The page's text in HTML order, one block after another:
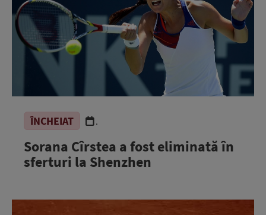
ÎNCHEIAT .
Sorana Cîrstea a fost eliminată în
sferturi la Shenzhen